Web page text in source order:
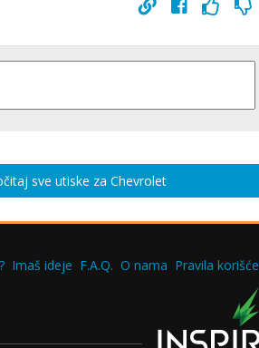
sve utiske za Chevrolet
Imaš ideje F.A.Q. O nama Pravila